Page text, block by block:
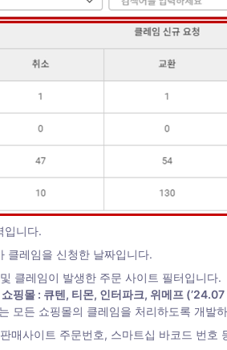
입니다.
클레임을 신청한 날짜입니다.
모든 쇼핑몰의 클레임을 처리하도록 개발
매사이트 주문번호, 스마트십 바코드 번호